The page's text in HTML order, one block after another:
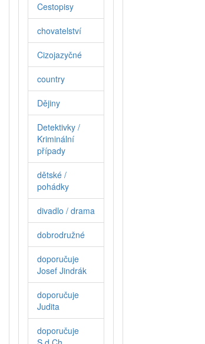
Cestopisy
chovatelství
Cizojazyčné
country
Dějiny
Detektivky /
Kriminální
případy
dětské /
pohádky
divadlo / drama
dobrodružné
doporučuje
Josef Jindrák
doporučuje
Judita
doporučuje